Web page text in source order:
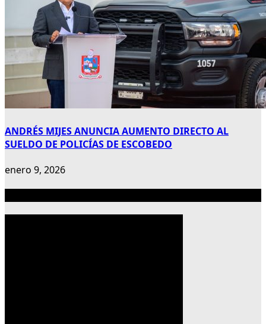
ANDRÉS MIJES ANUNCIA AUMENTO DIRECTO AL
SUELDO DE POLICÍAS DE ESCOBEDO
enero 9, 2026